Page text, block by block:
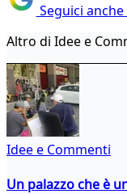
Seguici
Altro di Idee e
Idee e Commenti
Un palazzo che è